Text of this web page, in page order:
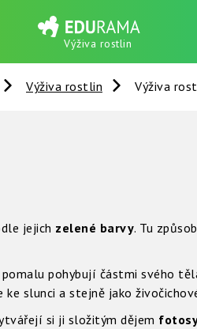
Výživa rostlin
Výživa rostlin Výživa
jejich zelené barvy. Tu
pohybují částmi svého
slunci a stejně jako
si ji složitým dějem